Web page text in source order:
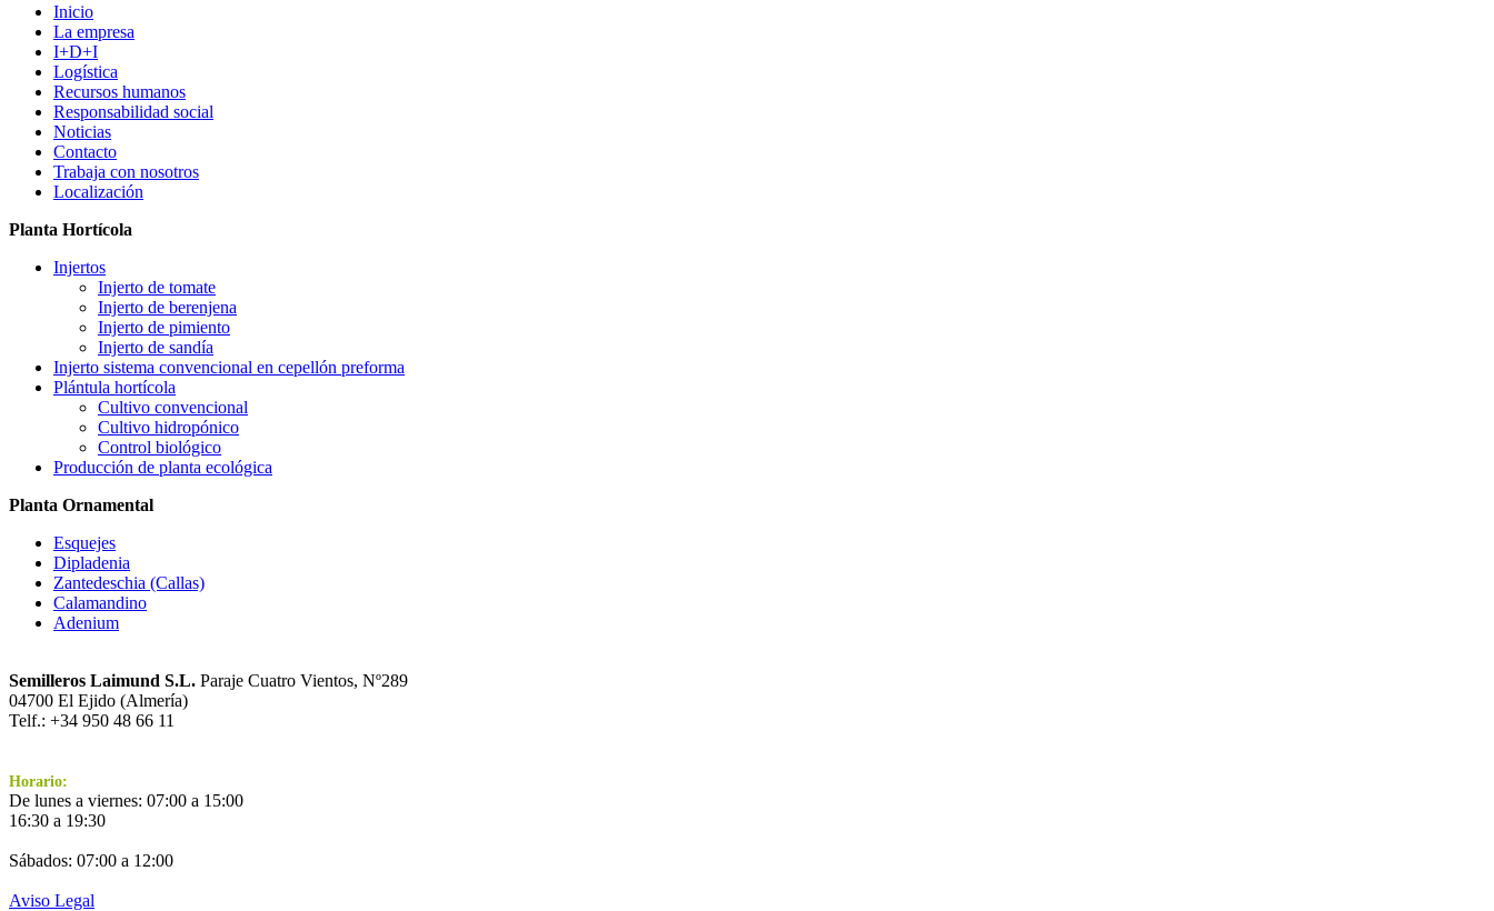
Inicio
La empresa
I+D+I
Logística
Recursos humanos
Responsabilidad social
Noticias
Contacto
Trabaja con nosotros
Localización
Planta Hortícola
Injertos
Injerto de tomate
Injerto de berenjena
Injerto de pimiento
Injerto de sandía
Injerto sistema convencional en cepellón preforma
Plántula hortícola
Cultivo convencional
Cultivo hidropónico
Control biológico
Producción de planta ecológica
Planta Ornamental
Esquejes
Dipladenia
Zantedeschia (Callas)
Calamandino
Adenium
Semilleros Laimund S.L. Paraje Cuatro Vientos, Nº289
04700 El Ejido (Almería)
Telf.: +34 950 48 66 11
Horario:
De lunes a viernes: 07:00 a 15:00
16:30 a 19:30
Sábados: 07:00 a 12:00
Aviso Legal